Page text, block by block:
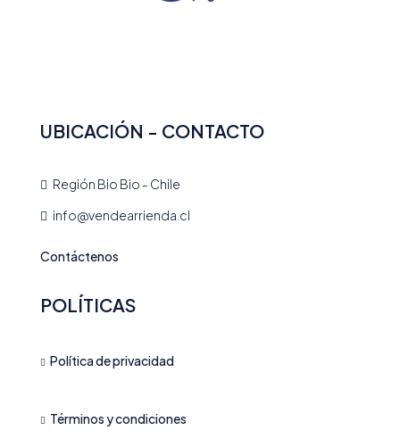
UBICACIÓN - CONTACTO
Región Bio Bio - Chile
info@vendearrienda.cl
Contáctenos
POLÍTICAS
Política de privacidad
Términos y condiciones